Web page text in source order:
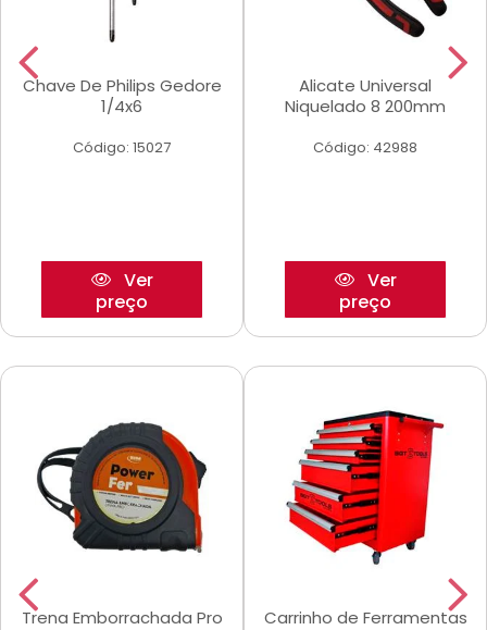
Chave De Philips Gedore
1/4x6
Código: 15027
Ver
preço
Alicate Universal
Niquelado 8 200mm
Código: 42988
Ver
preço
Trena Emborrachada Pro
Carrinho de Ferramentas